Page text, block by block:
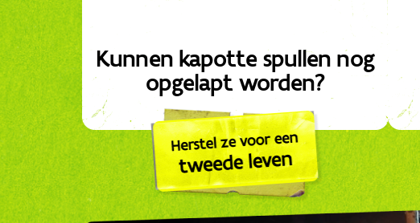
Kunnen kapotte spullen nog
opgelapt worden?